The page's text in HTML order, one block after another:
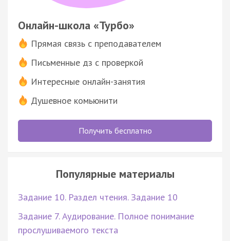
Онлайн-школа «Турбо»
Прямая связь с преподавателем
Письменные дз с проверкой
Интересные онлайн-занятия
Душевное комьюнити
Получить бесплатно
Популярные материалы
Задание 10. Раздел чтения. Задание 10
Задание 7. Аудирование. Полное понимание
прослушиваемого текста